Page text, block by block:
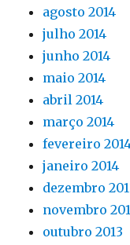
agosto 2014
julho 2014
junho 2014
maio 2014
abril 2014
março 2014
fevereiro
janeiro 2014
dezembro
novembro
outubro 2013